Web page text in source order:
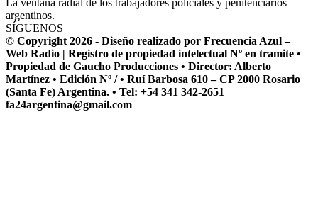
La ventana radial de los trabajadores policiales y penitenciarios
argentinos.
SÍGUENOS
© Copyright 2026 - Diseño realizado por Frecuencia Azul –
Web Radio | Registro de propiedad intelectual Nº en tramite •
Propiedad de Gaucho Producciones • Director: Alberto
Martínez • Edición Nº / • Ruí Barbosa 610 – CP 2000 Rosario
(Santa Fe) Argentina. • Tel: +54 341 342-2651
fa24argentina@gmail.com